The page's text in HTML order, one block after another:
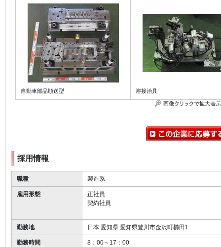
自動車部品順送型 溶接治具
採用情報
職種 製造系
雇用形態
正社員
契約社員
勤務地 日本 愛知県 愛知県豊川市金沢町櫛田1
勤務時間 8：00～17：00